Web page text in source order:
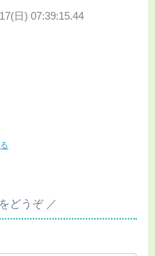
日) 07:39:15.44
どうぞ